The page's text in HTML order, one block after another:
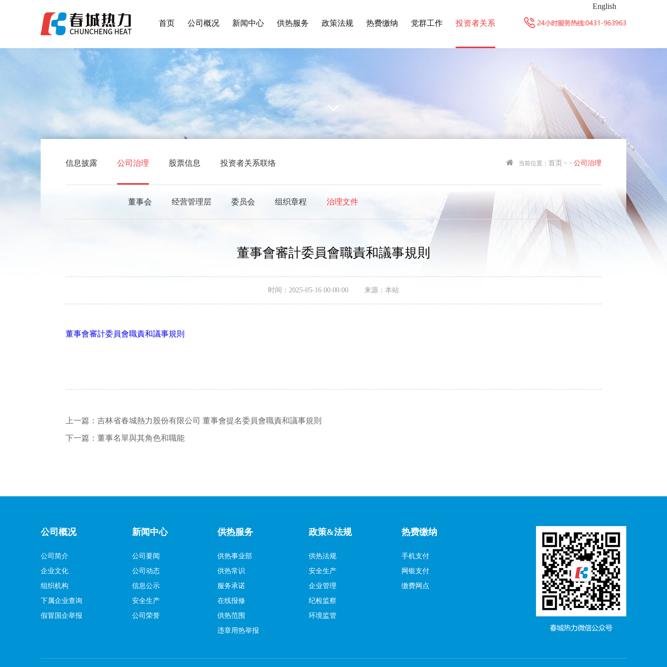
首页 公司概况 新闻中心 供热服务 政策法规 热费缴纳 党群工作 投资者关系
English
信息披露 公司治理 股票信息 投资者关系联络 当前位置： 首页 > > 公司治理
董事会 经营管理层 委员会 组织章程 治理文件
董事會審計委員會職責和議事規則
时间：2025-05-16 00:00:00 来源：本站
董事會審計委員會職責和議事規則
上一篇： 吉林省春城熱力股份有限公司 董事會提名委員會職責和議事規則
下一篇： 董事名單與其角色和職能
公司概况
公司简介
企业文化
组织机构
下属企业查询
假冒国企举报
新闻中心
公司要闻
公司动态
信息公示
安全生产
公司荣誉
供热服务
供热事业部
供热常识
服务承诺
在线报修
供热范围
违章用热举报
政策&法规
供热法规
安全生产
企业管理
纪检监察
环境监管
热费缴纳
手机支付
网银支付
缴费网点